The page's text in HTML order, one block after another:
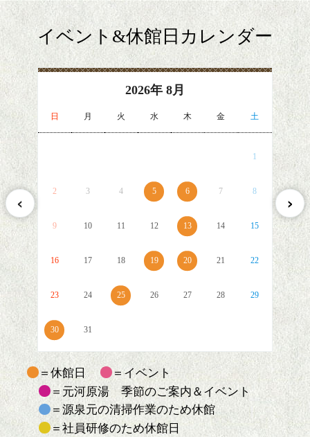
イベント&休館日カレンダー
2026年 8月
日 月 火 水 木 金 土
1
2 3 4 5 6 7 8
9 10 11 12 13 14 15
16 17 18 19 20 21 22
23 24 25 26 27 28 29
30 31
＝休館日
＝イベント
＝元河原湯 季節のご案内＆イベント
＝源泉元の清掃作業のため休館
＝社員研修のため休館日